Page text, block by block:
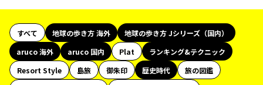
すべて 地球の歩き方 海外
地球の歩き方 Jシリーズ（国内）
aruco 海外
aruco 国内 Plat
ランキング&テクニック
Resort Style
島旅 御朱印 歴史時代
旅の図鑑